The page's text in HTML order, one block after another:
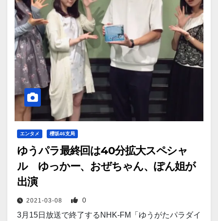
エンタメ 櫻坂46支局
ゆうパラ最終回は40分拡大スペシャ
ル ゆっかー、おぜちゃん、ぽん姐が
出演
2021-03-08 0
3月15日放送で終了するNHK-FM「ゆうがたパラダイ